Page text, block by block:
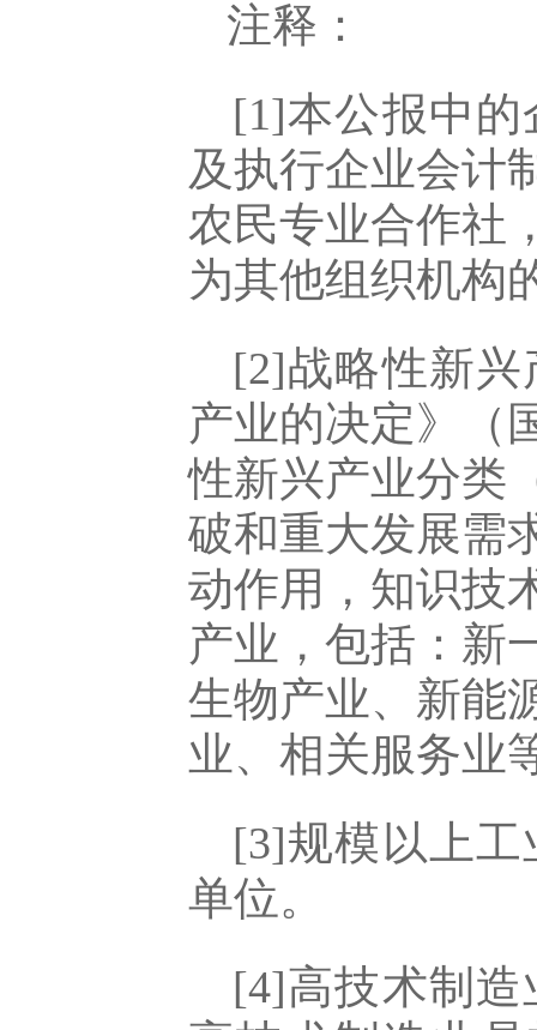
注释：
[1]本公报中
及执行企业会计
农民专业合作社
为其他组织机构
[2]战略性新
产业的决定》（
性新兴产业分类
破和重大发展需
动作用，知识技
产业，包括：新
生物产业、新能
业、相关服务业
[3]规模以上工
单位。
[4]高技术制造